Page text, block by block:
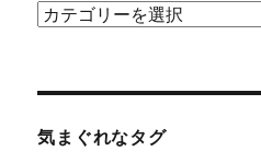
カ
ー
気まぐれなタグ